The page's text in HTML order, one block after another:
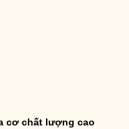
cơ chất lượng cao